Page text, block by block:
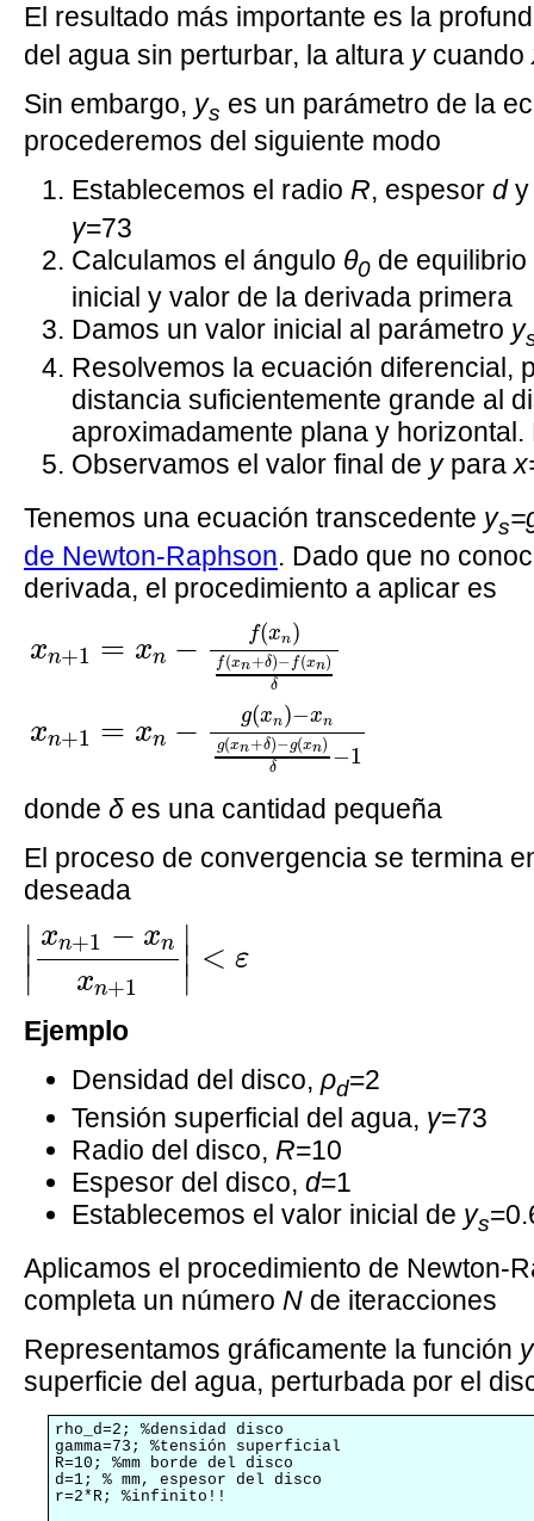
El resultado más importante es la
del agua sin perturbar, la altura ycuando
Sin embargo, ys es un parámetro de la
procederemos del siguiente modo
Establecemos el radio R, espesor dy
γ=73
Calculamos el ángulo θ0 de
inicial y valor de la derivada primera
Damos un valor inicial al parámetro y
Resolvemos la ecuación diferencial,
distancia suficientemente grande al
aproximadamente plana y
Observamos el valor final de ypara
Tenemos una ecuación transcedente ys
de Newton-Raphson. Dado que no
derivada, el procedimiento a aplicar es
xn+1 = xn − f(xn)
f(xn+δ)− f(xn)
δ
xn+1 = xn − g(xn)−xn
g(xn+δ)−g(xn)
δ −1
(xn +
donde δ es una cantidad pequeña
El proceso de convergencia se termina
deseada
∣
∣
∣
xn+1 − xn
xn+1
∣
∣
∣
< ε
| xn nx n
Ejemplo
Densidad del disco, ρd=2
Tensión superficial del agua, γ=73
Radio del disco, R=10
Espesor del disco, d=1
Establecemos el valor inicial de ys
Aplicamos el procedimiento de Newton-
completa un número N de iteracciones
Representamos gráficamente la función y
superficie del agua, perturbada por el
rho_d=2; %densidad disco
gamma=73; %tensión superficial
R=10; %mm borde del disco
d=1; % mm, espesor del disco
r=2*R; %infinito!!